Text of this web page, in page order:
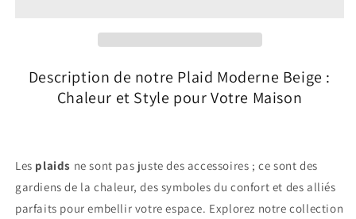
Description de notre Plaid Moderne Beige :
Chaleur et Style pour Votre Maison
Les plaids ne sont pas juste des accessoires ; ce sont des
gardiens de la chaleur, des symboles du confort et des alliés
parfaits pour embellir votre espace. Explorez notre collection